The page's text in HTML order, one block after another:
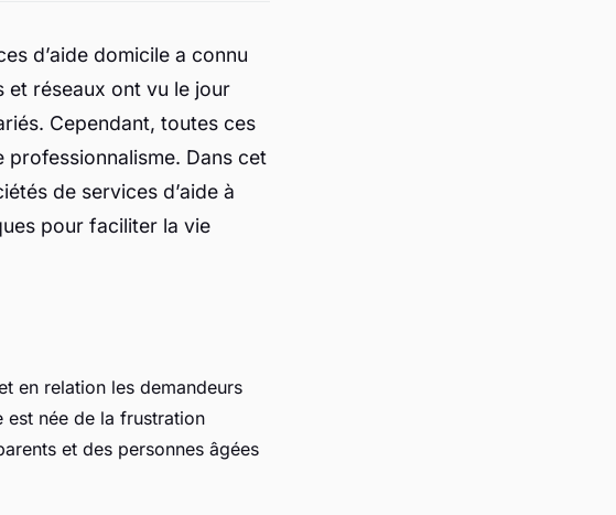
d’aide domicile a connu
et réseaux ont vu le jour
Cependant, toutes ces
professionnalisme. Dans cet
de services d’aide à
pour faciliter la vie
en relation les demandeurs
est née de la frustration
et des personnes âgées